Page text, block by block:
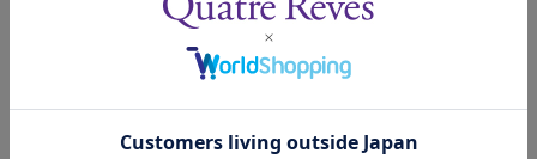
■ブロマイドの個包装はしておりません。
■ブロマイドに不良がございましたら、良品と交換いたしますの
で、お手数ですが弊社カスタマーセンターへご連絡ください。